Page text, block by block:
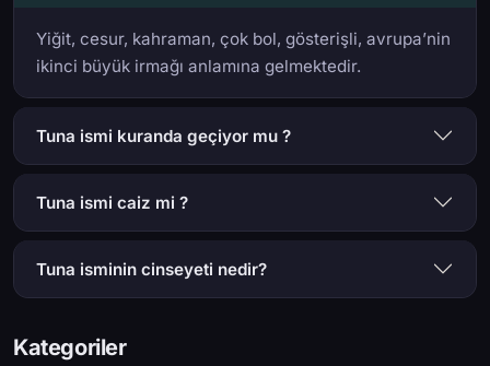
Yiğit, cesur, kahraman, çok bol, gösterişli, avrupa’nin
ikinci büyük irmağı anlamına gelmektedir.
Tuna ismi kuranda geçiyor mu ?
Tuna ismi caiz mi ?
Tuna isminin cinseyeti nedir?
Kategoriler